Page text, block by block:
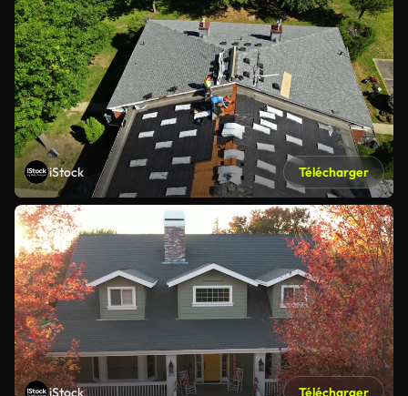
iStock Télécharger
iStock Télécharger